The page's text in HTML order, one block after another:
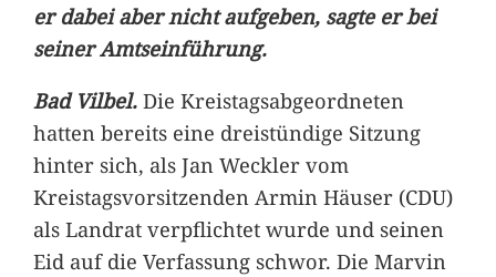
er dabei aber nicht aufgeben, sagte er bei
seiner Amtseinführung.
Bad Vilbel. Die Kreistagsabgeordneten
hatten bereits eine dreistündige Sitzung
hinter sich, als Jan Weckler vom
Kreistagsvorsitzenden Armin Häuser (CDU)
als Landrat verpflichtet wurde und seinen
Eid auf die Verfassung schwor. Die Marvin